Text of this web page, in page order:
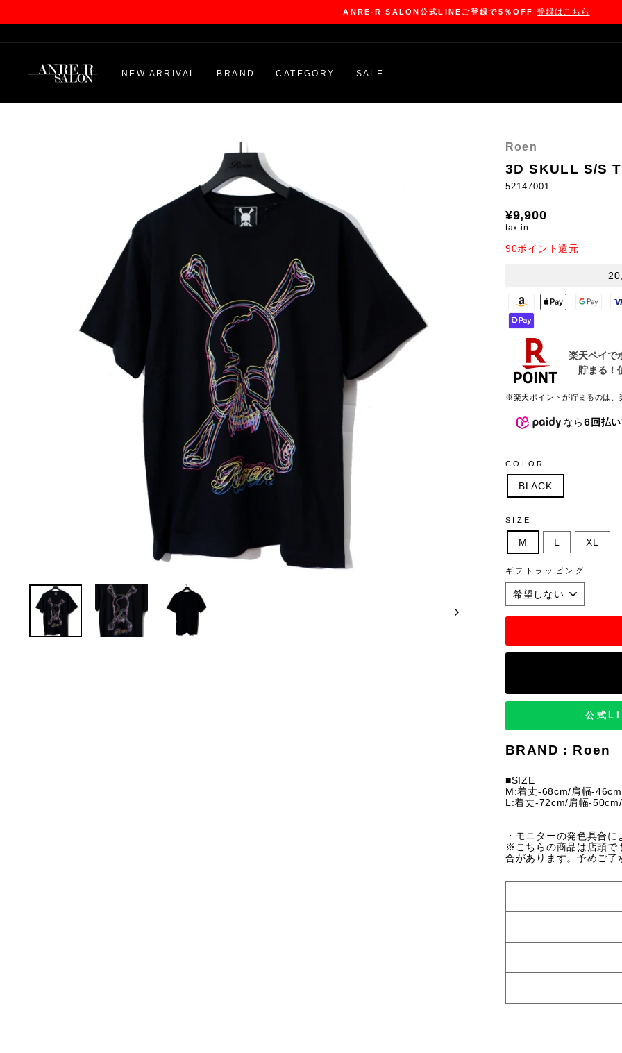
Pause
NEW ARRIVAL BRAND CATEGORY SALE
Roen
3D SKULL S/S
52147001
Regular
price
¥9,900
tax in
90ポイント還元
※楽天ポイントが貯まるのは、
なら6回払
COLOR
BLACK
SIZE
M L XL
ギフトラッピング
公式
BRAND : Roen
■SIZE
M:着丈-68cm/肩幅-
L:着丈-72cm/肩幅-
・モニターの発色具合
※こちらの商品は店頭で
合があります。予めご了